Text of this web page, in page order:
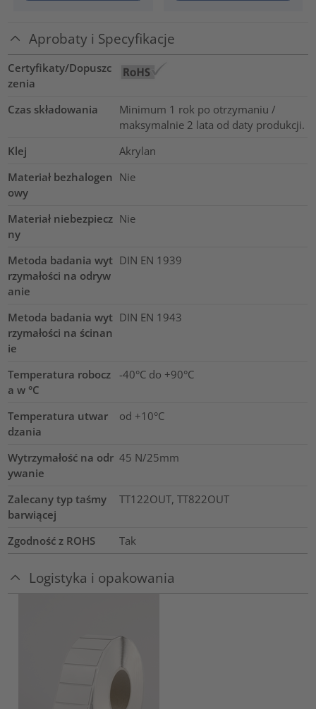
Aprobaty i Specyfikacje
Certyfikaty/Dopuszc
zenia
Czas składowania
Minimum 1 rok po otrzymaniu /
maksymalnie 2 lata od daty produkcji.
Klej
Akrylan
Materiał bezhalogen
owy
Nie
Materiał niebezpiecz
ny
Nie
Metoda badania wyt
rzymałości na odryw
anie
DIN EN 1939
Metoda badania wyt
rzymałości na ścinan
ie
DIN EN 1943
Temperatura robocz
a w °C
-40°C do +90°C
Temperatura utwar
dzania
od +10°C
Wytrzymałość na odr
ywanie
45 N/25mm
Zalecany typ taśmy
barwiącej
TT122OUT, TT822OUT
Zgodność z ROHS Tak
Logistyka i opakowania